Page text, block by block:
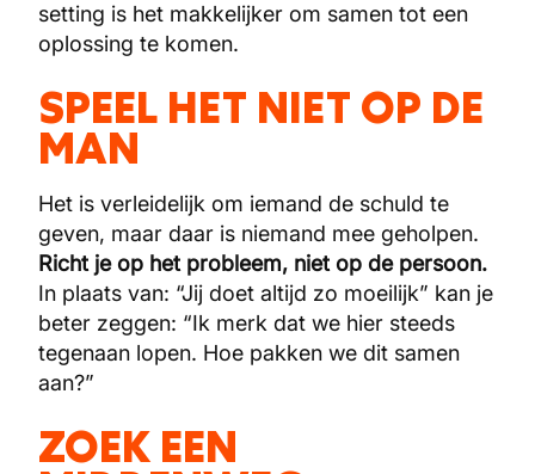
setting is het makkelijker om samen tot een
oplossing te komen.
SPEEL HET NIET OP DE
MAN
Het is verleidelijk om iemand de schuld te
geven, maar daar is niemand mee geholpen.
Richt je op het probleem, niet op de persoon.
In plaats van: “Jij doet altijd zo moeilijk” kan je
beter zeggen: “Ik merk dat we hier steeds
tegenaan lopen. Hoe pakken we dit samen
aan?”
ZOEK EEN